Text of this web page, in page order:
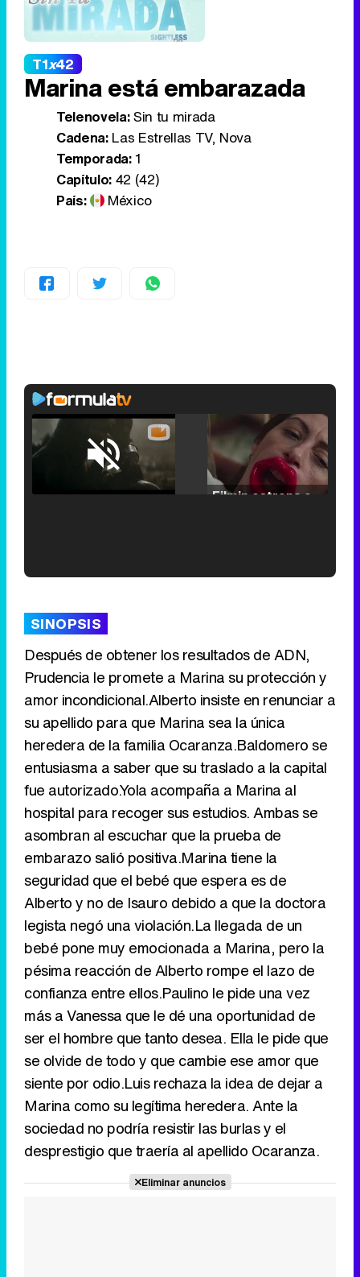
T1x42
Marina está embarazada
Telenovela:Sin tu mirada
Cadena:Las Estrellas TV, Nova
Temporada:1
Capítulo:42 (42)
País:
México
Unmute /
Tráiler de '33 días', la nueva serie de Atresplayer con Julián Villagrán y José Manuel Poga
Tráiler en catalán de 'Ravalear', la nueva serie de HBO Max sobre los fondos buitre
Canción ganadora de Eurovisión 2026: DARA con "Bangaranga" por Bulgaria
SINOPSIS
Después de obtener los resultados de ADN,
Prudencia le promete a Marina su protección y
amor incondicional.Alberto insiste en renunciar a
su apellido para que Marina sea la única
heredera de la familia Ocaranza.Baldomero se
entusiasma a saber que su traslado a la capital
fue autorizado.Yola acompaña a Marina al
hospital para recoger sus estudios. Ambas se
asombran al escuchar que la prueba de
embarazo salió positiva.Marina tiene la
seguridad que el bebé que espera es de
Alberto y no de Isauro debido a que la doctora
legista negó una violación.La llegada de un
bebé pone muy emocionada a Marina, pero la
pésima reacción de Alberto rompe el lazo de
confianza entre ellos.Paulino le pide una vez
más a Vanessa que le dé una oportunidad de
ser el hombre que tanto desea. Ella le pide que
se olvide de todo y que cambie ese amor que
siente por odio.Luis rechaza la idea de dejar a
Marina como su legítima heredera. Ante la
sociedad no podría resistir las burlas y el
desprestigio que traería al apellido Ocaranza.
Eliminar anuncios